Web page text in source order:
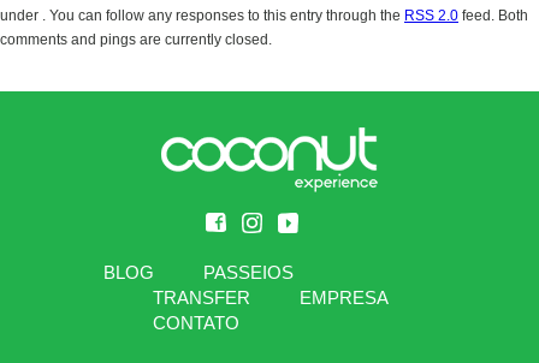
under . You can follow any responses to this entry through the RSS 2.0 feed. Both
comments and pings are currently closed.
BLOG
PASSEIOS
TRANSFER
EMPRESA
CONTATO